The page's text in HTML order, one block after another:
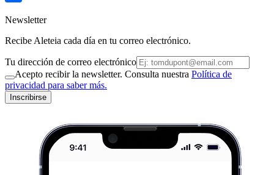
Newsletter
Recibe Aleteia cada día en tu correo electrónico.
Tu dirección de correo electrónico
Acepto recibir la newsletter. Consulta nuestra Política de
privacidad para saber más.
Inscribirse